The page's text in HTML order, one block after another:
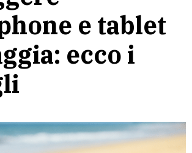
e tablet
ecco i